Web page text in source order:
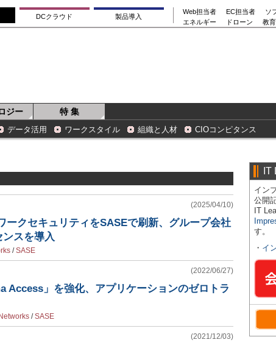
DCクラウド 製品導入
Web担当者 EC担当者
ソ
エネルギー
ドローン 教
ジー 特 集
データ活用 ワークスタイル 組織と人材 CIOコンピタンス
(2025/04/10)
ークセキュリティをSASEで刷新、グループ会社
ンスを導入
/SASE
(2022/06/27)
Access」を強化、アプリケーションのゼロトラ
/SASE
(2021/12/03)
IT
イン
公開
IT
す。
・ イ